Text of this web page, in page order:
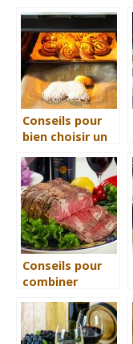
exposer ses
produits
Conseils pour
bien choisir un
professionnel
Conseils pour
combiner
vin et la viande